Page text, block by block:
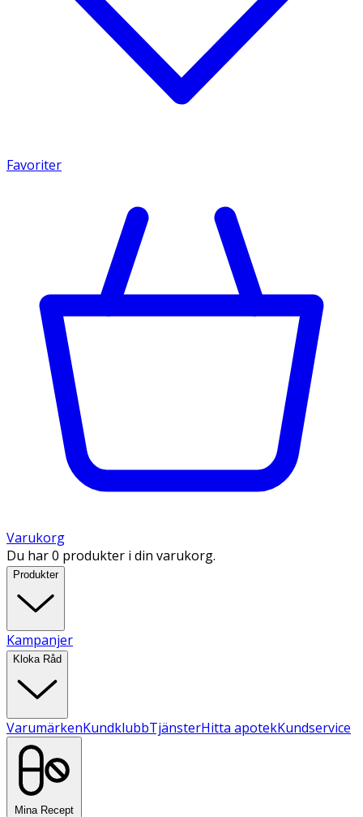
Favoriter
Varukorg
Du har 0 produkter i din varukorg.
Produkter
Kampanjer
Kloka Råd
VarumärkenKundklubbTjänsterHitta apotekKundservice
Mina Recept